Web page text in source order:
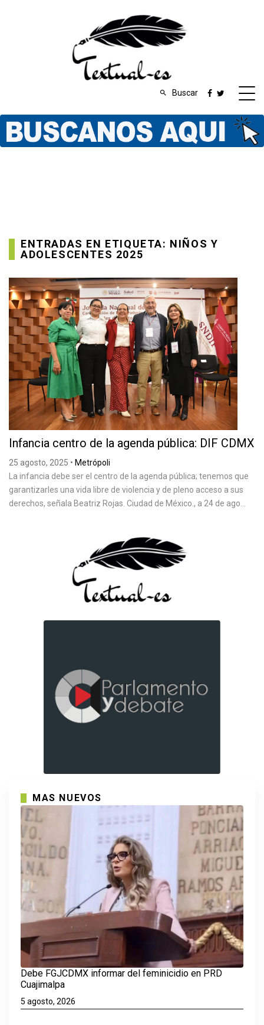
Buscar
ENTRADAS EN ETIQUETA: NIÑOS Y
ADOLESCENTES 2025
Infancia centro de la agenda pública: DIF CDMX
25 agosto, 2025 • Metrópoli
La infancia debe ser el centro de la agenda pública; tenemos que
garantizarles una vida libre de violencia y de pleno acceso a sus
derechos, señala Beatriz Rojas. Ciudad de México., a 24 de ago...
MAS NUEVOS
Debe FGJCDMX informar del feminicidio en PRD
Cuajimalpa
5 agosto, 2026